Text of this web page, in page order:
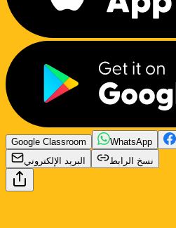
Google Classroom WhatsApp
البريد الإلكتروني
نسخ الرابط